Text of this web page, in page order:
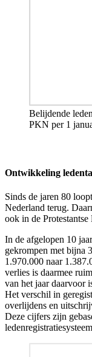
Belijdende
PKN per1
Ontwikkeling
Sinds de jaren 80
Nederland terug.
ook in de
In de afgelopen 10
gekrompen met bijna
1.970.000 naar
verlies is daarmee
van het jaar daarvoor
Het verschil in
overlijdens en
Deze cijfers zijn